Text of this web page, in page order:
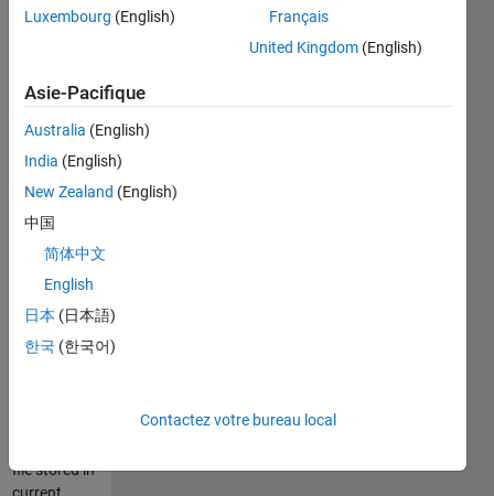
from .env file
Use .env files
to store
parameters
like
passwords,
keys etc.
This tool
allows you
automatically
file stored in
Luxembourg (English)
Français
United Kingdom (English)
Asie-Pacifique
Australia (English)
India (English)
New Zealand (English)
中国
简体中文
English
日本 (日本語)
한국 (한국어)
Contactez votre bureau local